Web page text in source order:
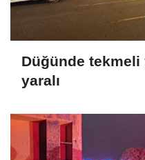
Düğünde
yaralı